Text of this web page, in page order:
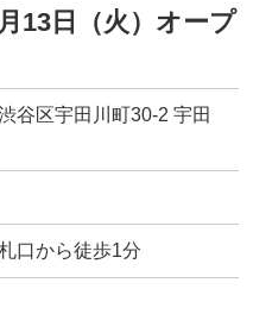
13日（火）オープ
谷区宇田川町30-2 宇田
口から徒歩1分